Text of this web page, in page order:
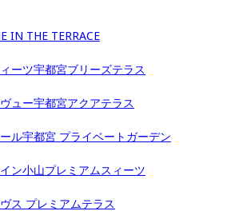
IN THE TERRACE
ーツ宇都宮ブリーズテラス
ュー宇都宮アクアテラス
ル宇都宮 プライベートガーデン
ン小山プレミアムスィーツ
ス プレミアムテラス